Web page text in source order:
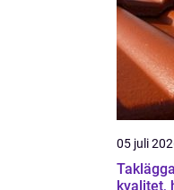
05 juli
kvalitet,